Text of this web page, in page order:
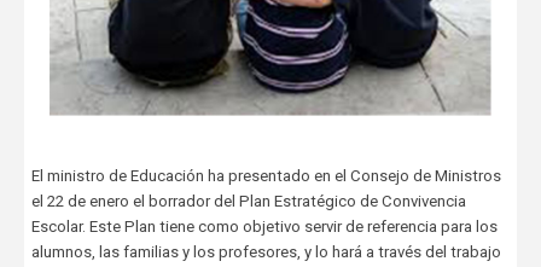
El ministro de Educación ha presentado en el Consejo de Ministros
el 22 de enero el borrador del Plan Estratégico de Convivencia
Escolar. Este Plan tiene como objetivo servir de referencia para los
alumnos, las familias y los profesores, y lo hará a través del trabajo